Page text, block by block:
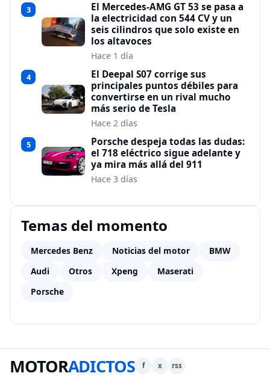
3
El Mercedes-AMG GT 53 se pasa a
la electricidad con 544 CV y un
seis cilindros que solo existe en
los altavoces
Hace 1 día
4
El Deepal S07 corrige sus
principales puntos débiles para
convertirse en un rival mucho
más serio de Tesla
Hace 2 días
5
Porsche despeja todas las dudas:
el 718 eléctrico sigue adelante y
ya mira más allá del 911
Hace 3 días
Temas del momento
Mercedes Benz Noticias del motor
BMW
Audi
Otros Xpeng
Maserati
Porsche
MOTORADICTOS f x rss